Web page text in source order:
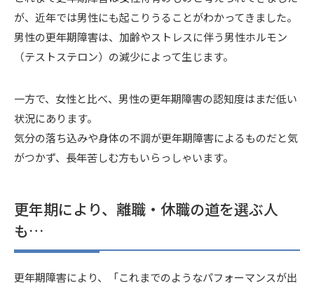
が、近年では男性にも起こりうることがわかってきました。
男性の更年期障害は、 加齢やストレスに伴う男性ホルモン
（テストステロン）の減少によって生じます。
一方で、女性と比べ、男性の更年期障害の認知度はまだ低い
状況にあります。
気分の落ち込みや身体の不調が更年期障害によるものだと気
がつかず、長年苦しむ方もいらっしゃいます。
更年期により、離職・休職の道を選ぶ人
も…
更年期障害により、「これまでのようなパフォーマンスが出